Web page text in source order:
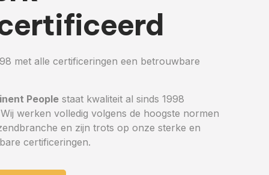
met alle certificeringen een betrouwbare
People staat kwaliteit al sinds 1998
werken volledig volgens de hoogste normen
en zijn trots op onze sterke en
certificeringen.